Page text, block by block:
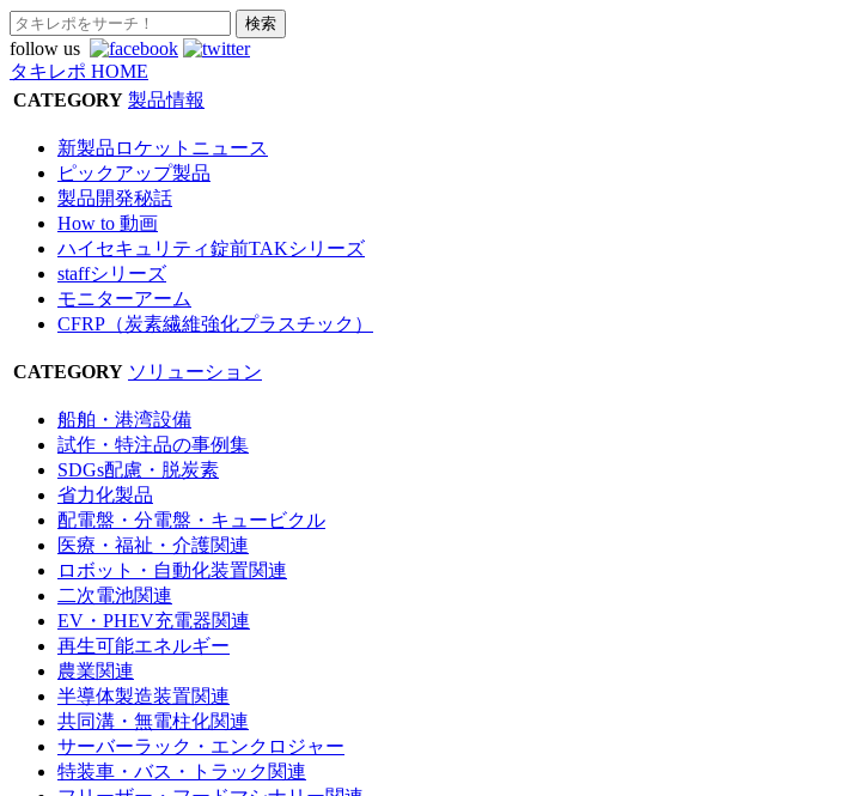
follow us
タキレポ HOME
CATEGORY 製品情報
新製品ロケットニュース
ピックアップ製品
製品開発秘話
How to 動画
ハイセキュリティ錠前TAKシリーズ
staffシリーズ
モニターアーム
CFRP（炭素繊維強化プラスチック）
CATEGORY ソリューション
船舶・港湾設備
試作・特注品の事例集
SDGs配慮・脱炭素
省力化製品
配電盤・分電盤・キュービクル
医療・福祉・介護関連
ロボット・自動化装置関連
二次電池関連
EV・PHEV充電器関連
再生可能エネルギー
農業関連
半導体製造装置関連
共同溝・無電柱化関連
サーバーラック・エンクロジャー
特装車・バス・トラック関連